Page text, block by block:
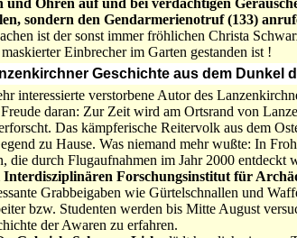
und Ohren auf und bei verdächtigen
sondern den Gendarmerienotruf (133)
ist der sonst immer fröhlichen Christa
Einbrecher im Garten gestanden ist !
Geschichte aus dem Dunkel
interessierte verstorbene Autor des
Freude daran: Zur Zeit wird am Ortsrand von
Das kämpferische Reitervolk aus dem
zu Hause. Was niemand mehr wußte: In
die durch Flugaufnahmen im Jahr 2000 entdeckt
Interdisziplinären Forschungsinstitut für
Grabbeigaben wie Gürtelschnallen und
bzw. Studenten werden bis Mitte August
der Awaren zu erfahren.